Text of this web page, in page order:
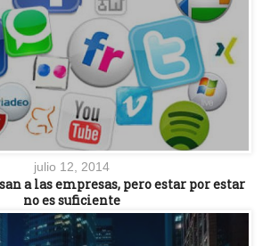
julio 12, 2014
a las empresas, pero estar por estar
no es suficiente